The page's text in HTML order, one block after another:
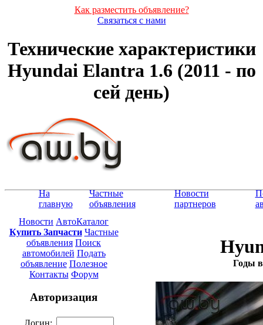
Как разместить объявление?
Связаться с нами
Технические характеристики
Hyundai Elantra 1.6 (2011 - по
сей день)
На
главную
Частные
объявления
Новости
партнеров
Новости АвтоКаталог
Купить Запчасти Частные
объявления Поиск
автомобилей Подать
объявление Полезное
Контакты Форум
Авторизация
Годы